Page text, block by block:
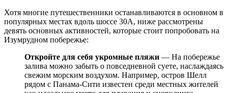
Хотя многие путешественники останавливаются в основном в
популярных местах вдоль шоссе 30A, ниже рассмотрены
девять основных активностей, которые стоит попробовать на
Изумрудном побережье:
Откройте для себя укромные пляжи — На побережье
залива можно забыть о повседневной суете, наслаждаясь
свежим морским воздухом. Например, остров Шелл
рядом с Панама-Сити известен среди местных жителей